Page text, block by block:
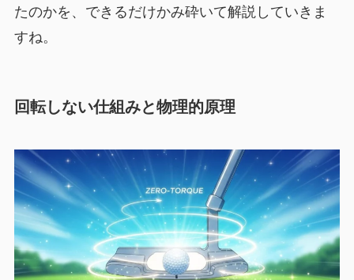
たのかを、できるだけかみ砕いて解説していきま
すね。
回転しない仕組みと物理的原理